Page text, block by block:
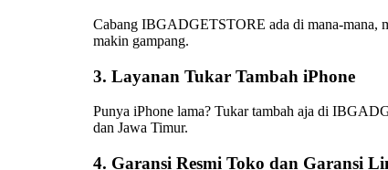
Cabang IBGADGETSTORE ada di mana-mana,
makin gampang.
3. Layanan Tukar Tambah iPhone
Punya iPhone lama? Tukar tambah aja di
dan Jawa Timur.
4. Garansi Resmi Toko dan Garansi